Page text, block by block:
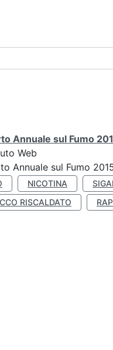
Annuale sul Fumo
Web
Annuale sul Fumo
NICOTINA
RISCALDATO